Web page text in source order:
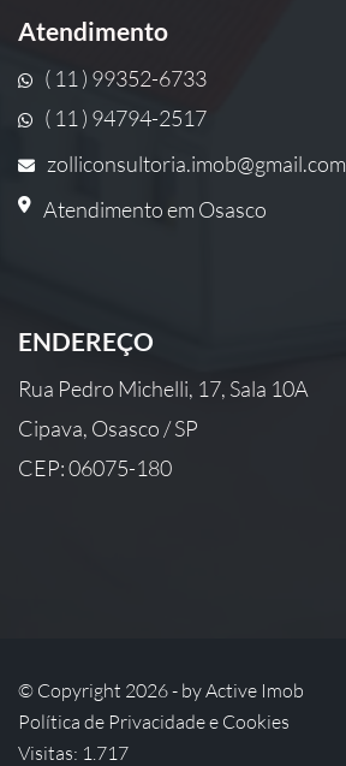
Atendimento
( 11 ) 99352-6733
( 11 ) 94794-2517
zolliconsultoria.imob@gmail.com
Atendimento em Osasco
ENDEREÇO
Rua Pedro Michelli, 17, Sala 10A
Cipava, Osasco / SP
CEP: 06075-180
© Copyright 2026 - byActive Imob
Política de Privacidade e Cookies
Visitas: 1.717